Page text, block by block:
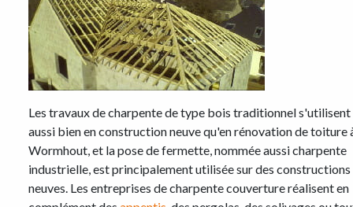
Les travaux de charpente de type bois traditionnel s'utilisent
aussi bien en construction neuve qu'en rénovation de toiture
Wormhout, et la pose de fermette, nommée aussi charpente
industrielle, est principalement utilisée sur des constructions
neuves. Les entreprises de charpente couverture réalisent en